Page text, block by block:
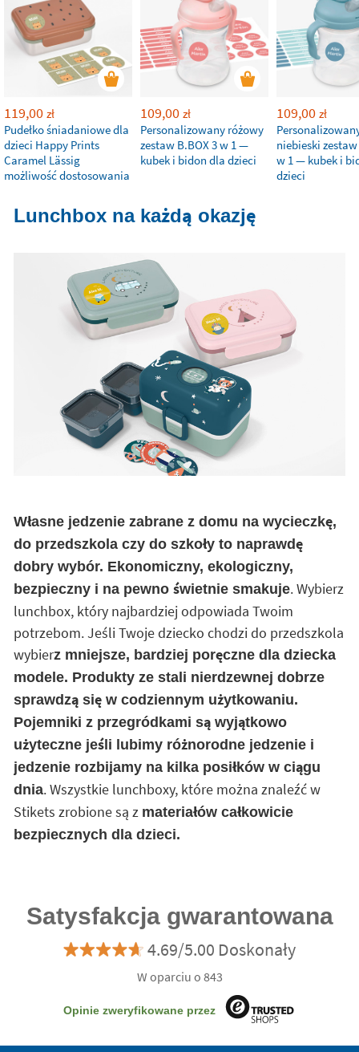
119,00 zł
Pudełko śniadaniowe dla
dzieci Happy Prints
Caramel Lässig
możliwość dostosowania
109,00 zł
Personalizowany różowy
zestaw B.BOX 3 w 1 —
kubek i bidon dla dzieci
109,00 zł
niebieski zestaw
w 1 — kubek i
dzieci
Lunchbox na każdą okazję
Własne jedzenie zabrane z domu na wycieczkę,
do przedszkola czy do szkoły to naprawdę
dobry wybór. Ekonomiczny, ekologiczny,
bezpieczny i na pewno świetnie smakuje. Wybierz
lunchbox, który najbardziej odpowiada Twoim
potrzebom. Jeśli Twoje dziecko chodzi do przedszkola
wybierz mniejsze, bardziej poręczne dla dziecka
modele. Produkty ze stali nierdzewnej dobrze
sprawdzą się w codziennym użytkowaniu.
Pojemniki z przegródkami są wyjątkowo
użyteczne jeśli lubimy różnorodne jedzenie i
jedzenie rozbijamy na kilka posiłków w ciągu
dnia. Wszystkie lunchboxy, które można znaleźć w
Stikets zrobione są z materiałów całkowicie
bezpiecznych dla dzieci.
Satysfakcja gwarantowana
4.69/5.00 Doskonały
W oparciu o 843
Opinie zweryfikowane przez